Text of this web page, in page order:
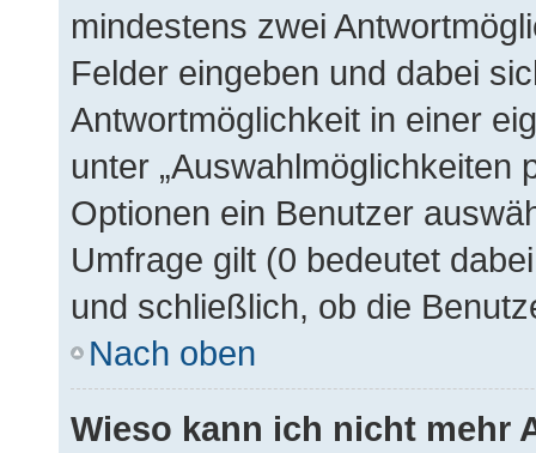
mindestens zwei
Felder eingeben und dabei
Antwortmöglichkeit in einer
unter „Auswahlmöglichkeiten
Optionen ein Benutzer
Umfrage gilt (0 bedeutet
und schließlich, ob die
Nach oben
Wieso kann ich nicht mehr